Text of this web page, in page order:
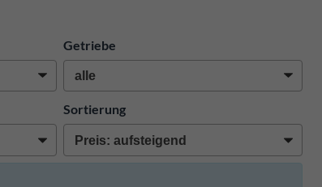
Getriebe
Sortierung